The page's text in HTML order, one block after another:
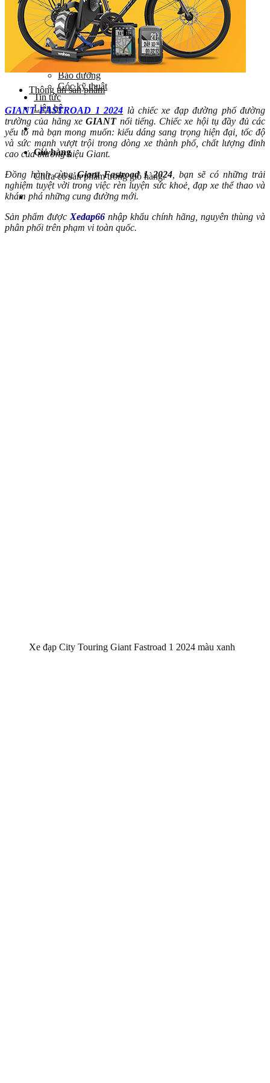
Yên
Cọc yên
Ổ bi
Phụ tùng khác
Khuyến mãi
Dịch vụ
Bảo dưỡng
Góc kỹ thuật
Tin tức
Liên hệ
Giỏ hàng
Chưa có sản phẩm trong giỏ hàng.
Thông tin sản phẩm
GIANT FASTROAD 1 2024 là chiếc xe đạp đường phố đường
trường của hãng xeGIANTnổi tiếng. Chiếc xe hội tụ đầy đủ các
yếu tố mà bạn mong muốn: kiểu dáng sang trọng hiện đại, tốc độ
và sức mạnh vượt trội trong dòng xe thành phố, chất lượng đỉnh
cao của thương hiệu Giant.
Đồng hành cùngGiant Fastroad 1 2024, bạn sẽ có những trải
nghiệm tuyệt vời trong việc rèn luyện sức khoẻ, đạp xe thể thao và
khám phá những cung đường mới.
Sản phẩm đượcXedap66 nhập khẩu chính hãng, nguyên thùng và
phân phối trên phạm vi toàn quốc.
Xe đạp City Touring Giant Fastroad 1 2024 màu xanh